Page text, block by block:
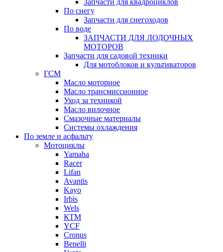
Запчасти для квадроциклов
По снегу
Запчасти для снегоходов
По воде
ЗАПЧАСТИ ДЛЯ ЛОДОЧНЫХ
МОТОРОВ
Запчасти для садовой техники
Для мотоблоков и культиваторов
ГСМ
Масло моторное
Масло трансмиссионное
Уход за техникой
Масло вилочное
Смазочные материалы
Системы охлаждения
По земле и асфальту
Мотоциклы
Yamaha
Racer
Lifan
Avantis
Kayo
Irbis
Wels
КТМ
YCF
Cronus
Benelli